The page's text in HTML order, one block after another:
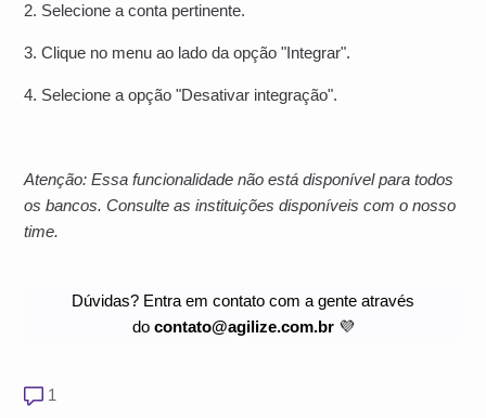
2. Selecione a conta pertinente.
3. Clique no menu ao lado da opção "Integrar".
4. Selecione a opção "Desativar integração".
Atenção: Essa funcionalidade não está disponível para todos
os bancos. Consulte as instituições disponíveis com o nosso
time.
Dúvidas? Entra em contato com a gente através
do contato@agilize.com.br💜
1 comentário
1